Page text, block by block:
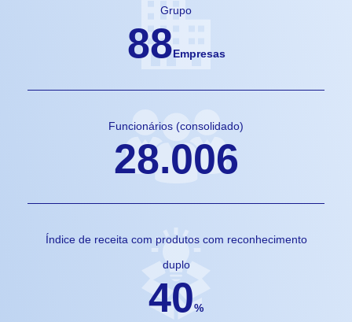
Grupo
88Empresas
Funcionários (consolidado)
28.006
Índice de receita com produtos com reconhecimento
duplo
40%